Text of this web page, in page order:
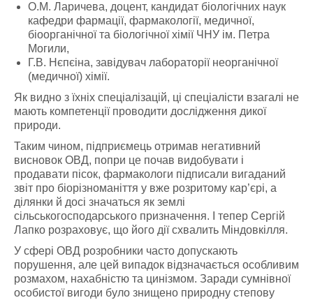
О.М. Ларичева, доцент, кандидат біологічних наук
кафедри фармації, фармакології, медичної,
біоорганічної та біологічної хімії ЧНУ ім. Петра
Могили,
Г.В. Нєпєіна, завідувач лабораторії неорганічної
(медичної) хімії.
Як видно з їхніх спеціалізацій, ці спеціалісти взагалі не
мають компетенції проводити дослідження дикої
природи.
Таким чином, підприємець отримав негативний
висновок ОВД, попри це почав видобувати і
продавати пісок, фармакологи підписали вигаданий
звіт про біорізноманіття у вже розритому кар’єрі, а
ділянки й досі значаться як землі
сільськогосподарського призначення. І тепер Сергій
Лапко розраховує, що його дії схвалить Міндовкілля.
У сфері ОВД розробники часто допускають
порушення, але цей випадок відзначається особливим
розмахом, нахабністю та цинізмом. Заради сумнівної
особистої вигоди було знищено природну степову